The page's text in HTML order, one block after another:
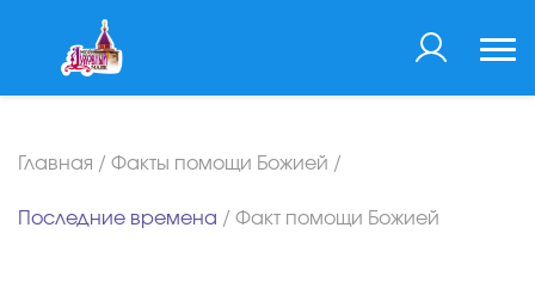
Главная / Факты помощи Божией /
Последние времена / Факт помощи Божией